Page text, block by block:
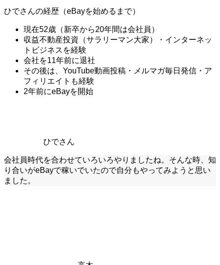
ひでさんの経歴（eBayを始めるまで）
現在52歳（新卒から20年間は会社員）
収益不動産投資（サラリーマン大家）・インターネッ
トビジネスを経験
会社を11年前に退社
その後は、YouTube動画投稿・メルマガ毎日発信・ア
フィリエイトも経験
2年前にeBayを開始
ひでさん
会社員時代を合わせていろいろやりましたね。そんな時、知
り合いがeBayで稼いでいたので自分もやってみようと思い
ました。